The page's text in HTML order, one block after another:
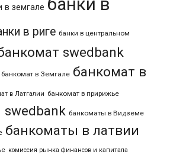
в земгале
в риге банки в центральном
swedbank
банкомат в Земгале банкомат в
в Латгалии банкомат в пририжье
банкоматы в Видземе
банкоматы в латвии
комиссия рынка финансов и капитала